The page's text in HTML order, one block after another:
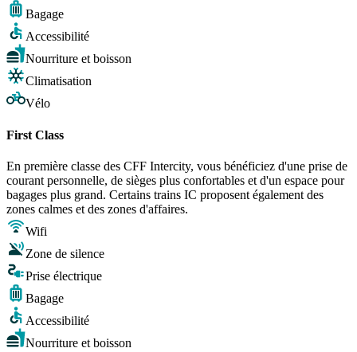
Bagage
Accessibilité
Nourriture et boisson
Climatisation
Vélo
First Class
En première classe des CFF Intercity, vous bénéficiez d'une prise de
courant personnelle, de sièges plus confortables et d'un espace pour
bagages plus grand. Certains trains IC proposent également des
zones calmes et des zones d'affaires.
Wifi
Zone de silence
Prise électrique
Bagage
Accessibilité
Nourriture et boisson